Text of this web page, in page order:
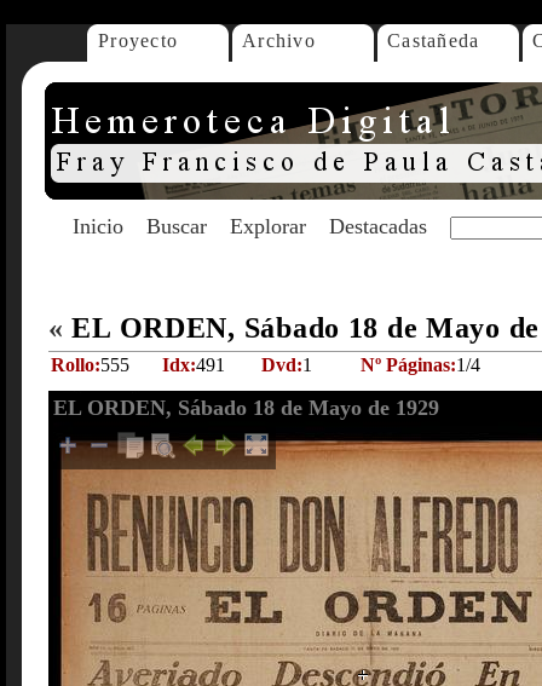
Proyecto Archivo Castañeda
Inicio Buscar Explorar Destacadas
« EL ORDEN, Sábado 18 de Mayo
Rollo:555 Idx:491 Dvd:1 Nº Páginas:1/4
EL ORDEN, Sábado 18 de Mayo de 1929